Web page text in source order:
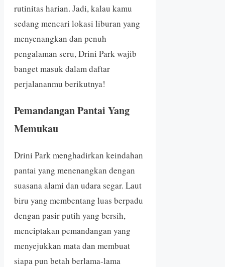
rutinitas harian. Jadi, kalau kamu
sedang mencari lokasi liburan yang
menyenangkan dan penuh
pengalaman seru, Drini Park wajib
banget masuk dalam daftar
perjalananmu berikutnya!
Pemandangan Pantai Yang
Memukau
Drini Park menghadirkan keindahan
pantai yang menenangkan dengan
suasana alami dan udara segar. Laut
biru yang membentang luas berpadu
dengan pasir putih yang bersih,
menciptakan pemandangan yang
menyejukkan mata dan membuat
siapa pun betah berlama-lama